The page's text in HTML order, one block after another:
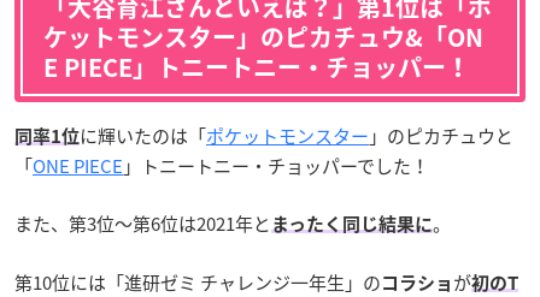
「大谷育江さんといえば？」第1位は「ポ
ケットモンスター」のピカチュウ&「ON
E PIECE」トニートニー・チョッパー！
同率1位に輝いたのは「ポケットモンスター 」のピカチュウと
「ONE PIECE 」トニートニー・チョッパーでした！
また、第3位～第6位は2021年と まったく同じ結果に。
第10位には「進研ゼミ チャレンジ一年生」の コラショ が初のT